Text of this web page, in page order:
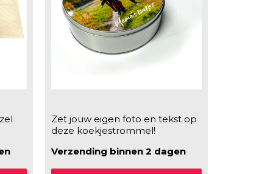
Zet jouw eigen foto en tekst op
deze koekjestrommel!
Verzending binnen 2 dagen